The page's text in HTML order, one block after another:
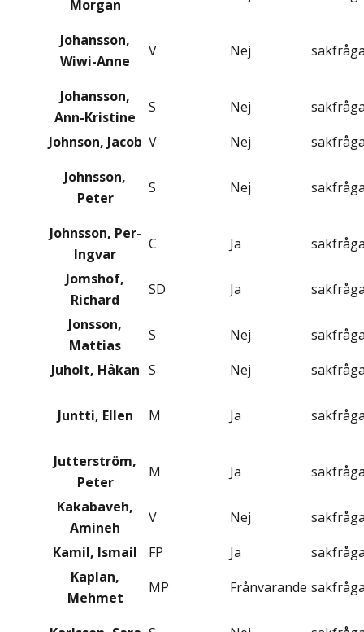
Morgan
Johansson,
Wiwi-Anne
V Nej
Johansson,
Ann-Kristine
S Nej
Johnson, Jacob V Nej
Johnsson,
Peter
S Nej
Johnsson, Per-
Ingvar
C Ja
Jomshof,
Richard
SD Ja
Jonsson,
Mattias
S Nej
Juholt, Håkan S Nej
Juntti, Ellen M Ja
Jutterström,
Peter
M Ja
Kakabaveh,
Amineh
V Nej
Kamil, Ismail
FP Ja
Kaplan,
Mehmet
MP Frånvarande